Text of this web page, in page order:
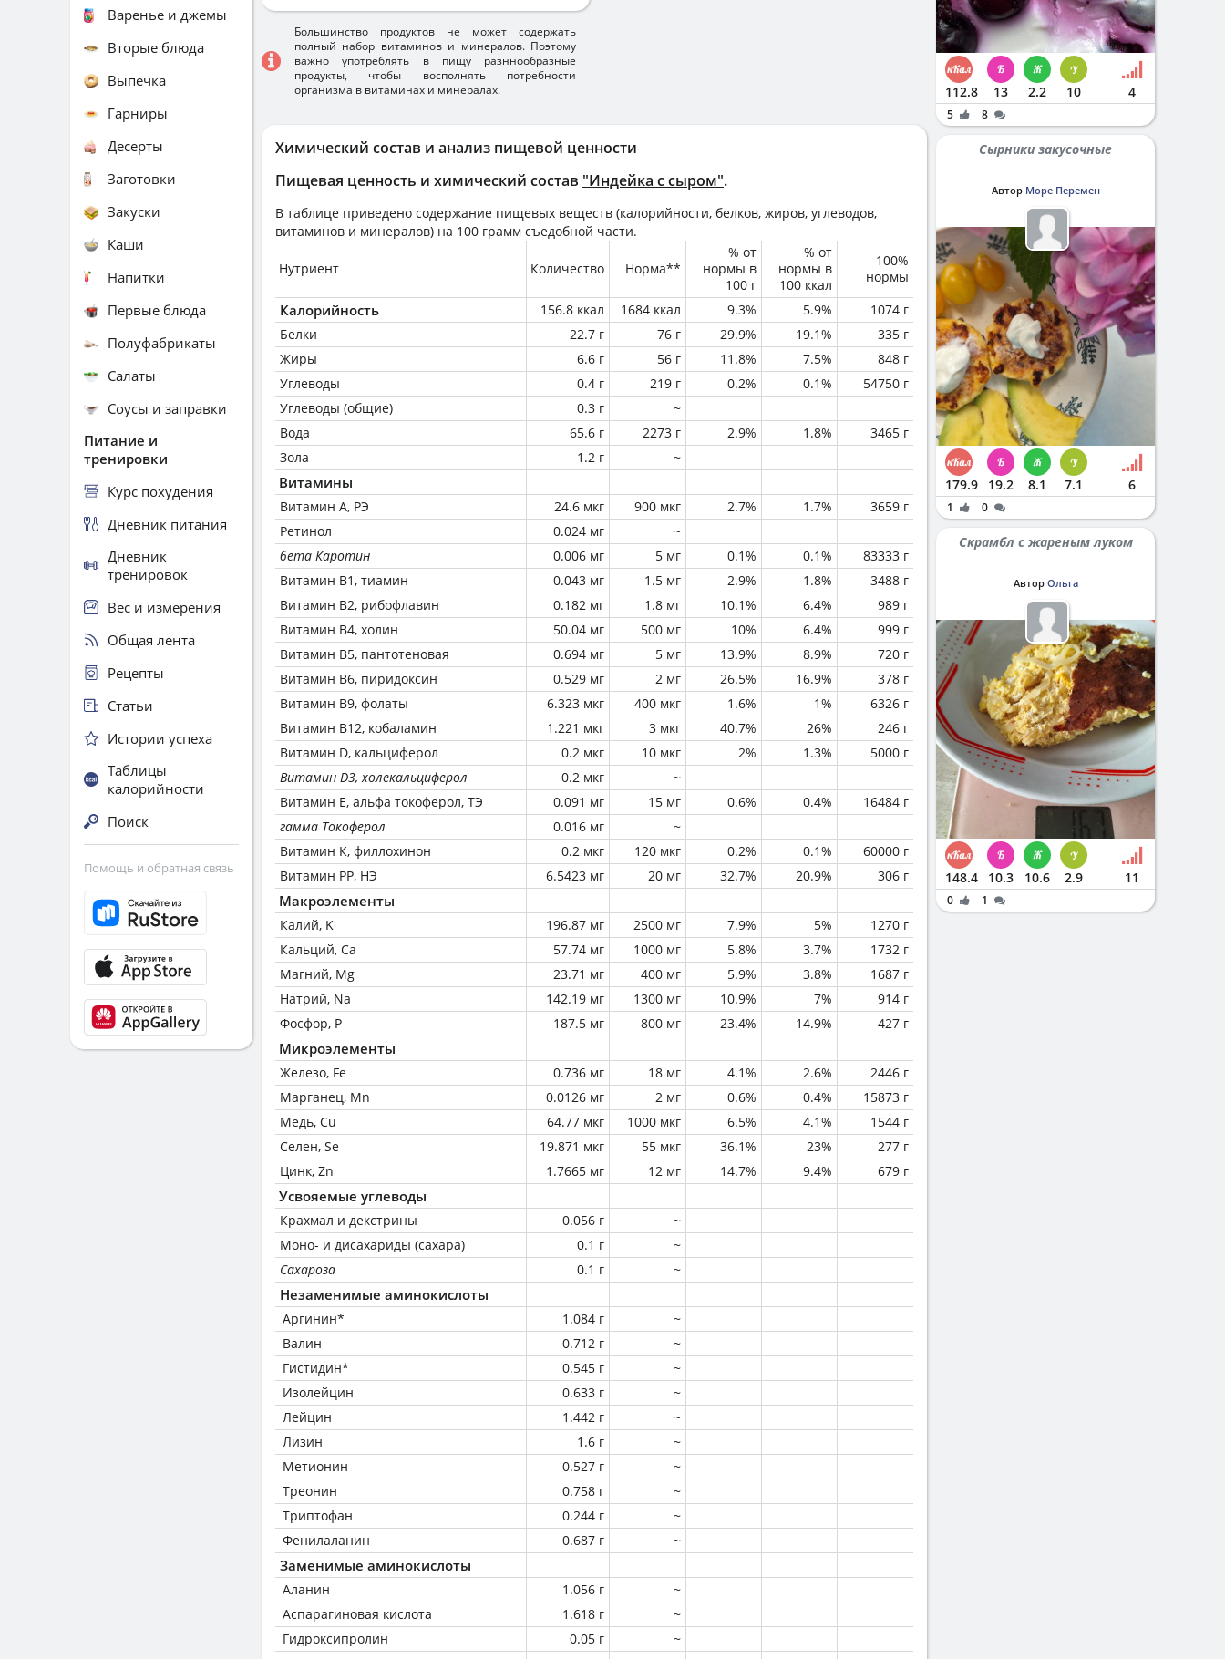
Химический состав и анализ пищевой ценности
Пищевая ценность и химический состав "Индейка с сыром".
В таблице приведено содержание пищевых веществ (калорийности, белков, жиров, углеводов,
витаминов и минералов) на 100 грамм съедобной части.
Нутриент Количество Норма**
% от
нормы в
100 г
% от
нормы в
100 ккал
100%
нормы
Калорийность 156.8 ккал 1684 ккал 9.3% 5.9%
1074 г
Белки
22.7 г 76 г 29.9% 19.1%
335 г
Жиры
6.6 г 56 г 11.8% 7.5%
848 г
Углеводы
0.4 г 219 г 0.2% 0.1%
54750 г
Углеводы (общие)
0.3 г
~
Вода
65.6 г 2273 г 2.9% 1.8%
3465 г
Зола
1.2 г ~
Витамины
Витамин А, РЭ 24.6 мкг 900 мкг 2.7% 1.7%
3659 г
Ретинол
0.024 мг
~
бета Каротин
0.006 мг 5 мг 0.1% 0.1%
83333 г
Витамин В1, тиамин
0.043 мг 1.5 мг 2.9% 1.8%
3488 г
Витамин В2, рибофлавин
0.182 мг 1.8 мг 10.1% 6.4%
989 г
Витамин В4, холин
50.04 мг 500 мг 10% 6.4%
999 г
Витамин В5, пантотеновая
0.694 мг 5 мг 13.9% 8.9%
720 г
Витамин В6, пиридоксин
0.529 мг 2 мг 26.5% 16.9%
378 г
Витамин В9, фолаты
6.323 мкг 400 мкг 1.6% 1%
6326 г
Витамин В12, кобаламин
1.221 мкг 3 мкг 40.7% 26%
246 г
Витамин D, кальциферол
0.2 мкг 10 мкг 2% 1.3%
5000 г
Витамин D3, холекальциферол
0.2 мкг
~
Витамин Е, альфа токоферол, ТЭ
0.091 мг 15 мг 0.6% 0.4%
16484 г
гамма Токоферол
0.016 мг
~
Витамин К, филлохинон
0.2 мкг 120 мкг 0.2% 0.1%
60000 г
Витамин РР, НЭ
6.5423 мг 20 мг 32.7% 20.9% 306 г
Макроэлементы
Калий, K 196.87 мг 2500 мг 7.9% 5%
1270 г
Кальций, Ca
57.74 мг 1000 мг 5.8% 3.7%
1732 г
Магний, Mg
23.71 мг 400 мг 5.9% 3.8%
1687 г
Натрий, Na
142.19 мг 1300 мг 10.9% 7%
914 г
Фосфор, P
187.5 мг 800 мг 23.4% 14.9% 427 г
Микроэлементы
Железо, Fe 0.736 мг 18 мг 4.1% 2.6%
2446 г
Марганец, Mn
0.0126 мг 2 мг 0.6% 0.4%
15873 г
Медь, Cu
64.77 мкг 1000 мкг 6.5% 4.1%
1544 г
Селен, Se
19.871 мкг 55 мкг 36.1% 23%
277 г
Цинк, Zn
1.7665 мг 12 мг 14.7% 9.4% 679 г
Усвояемые углеводы
Крахмал и декстрины 0.056 г
~
Моно- и дисахариды (сахара)
0.1 г
~
Сахароза
0.1 г ~
Незаменимые аминокислоты
Аргинин* 1.084 г
~
Валин
0.712 г
~
Гистидин*
0.545 г
~
Изолейцин
0.633 г
~
Лейцин
1.442 г
~
Лизин
1.6 г
~
Метионин
0.527 г
~
Треонин
0.758 г
~
Триптофан
0.244 г
~
Фенилаланин
0.687 г ~
Заменимые аминокислоты
Аланин 1.056 г
~
Аспарагиновая кислота
1.618 г
~
Гидроксипролин
0.05 г
~
Большинство продуктов не может содержать
полный набор витаминов и минералов. Поэтому
важно употреблять в пищу разннообразные
продукты, чтобы восполнять потребности
организма в витаминах и минералах.
Варенье и джемы
Вторые блюда
Выпечка
Гарниры
Десерты
Заготовки
Закуски
Каши
Напитки
Первые блюда
Полуфабрикаты
Салаты
Соусы и заправки
Питание и
тренировки
Курс похудения
Дневник питания
Дневник
тренировок
Вес и измерения
Общая лента
Рецепты
Статьи
Истории успеха
Таблицы
калорийности
Поиск
Помощь и обратная связь
112.8 13 2.2 10 4
5 8
Сырники закусочные
Автор Море Перемен
179.9 19.2 8.1 7.1 6
1 0
Скрамбл с жареным луком
Автор Ольга
148.4 10.3 10.6 2.9 11
0 1